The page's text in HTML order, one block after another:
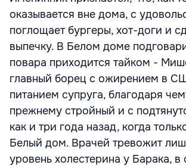
оказывается вне дома, с
поглощает бургеры, хот-доги и
выпечку. В Белом доме
повара приходится тайком -
главный борец с ожирением в
питанием супруга, благодаря
прежнему стройный и с
как и три года назад, когда
Белый дом. Врачей тревожит
уровень холестерина у Барака, в